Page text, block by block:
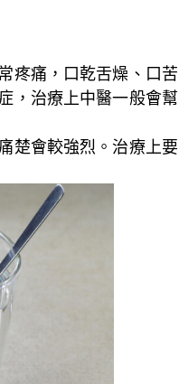
疼痛，口乾舌燥、口苦
，治療上中醫一般會幫
楚會較強烈。治療上要